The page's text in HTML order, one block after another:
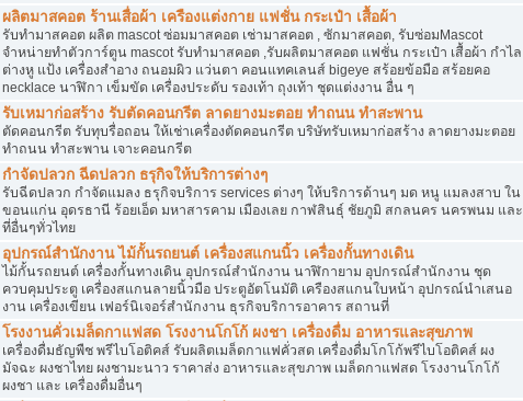
ผลิตมาสคอต ร้านเสื่อผ้า เครืองแต่งกาย แฟชั่น กระเป๋า เสื้อผ้า
รับทำมาสคอต ผลิต mascot ซ่อมมาสคอต เช่ามาสคอต , ซักมาสคอต, รับซ่อมMascot
จำหน่ายทำตัวการ์ตูน mascot รับทำมาสคอต ,รับผลิตมาสคอต แฟชั่น กระเป๋า เสื้อผ้า กำไล
ต่างหู แป้ง เครื่องสำอาง ถนอมผิว แว่นตา คอนแทคเลนส์ bigeye สร้อยข้อมือ สร้อยคอ
necklace นาฬิกา เข็มขัด เครื่องประดับ รองเท้า ถุงเท้า ชุดแต่งงาน อื่น ๆ
รับเหมาก่อสร้าง รับตัดคอนกรีต ลาดยางมะตอย ทำถนน ทำสะพาน
ตัดคอนกรีต รับทุบรื่อถอน ให้เช่าเครื่องตัดคอนกรีต บริษัทรับเหมาก่อสร้าง ลาดยางมะตอย
ทำถนน ทำสะพาน เจาะคอนกรีต
กำจัดปลวก ฉีดปลวก ธรุกิจให้บริการต่างๆ
รับฉีดปลวก กำจัดแมลง ธรุกิจบริการ services ต่างๆ ให้บริการด้านๆ มด หนู แมลงสาบ ใน
ขอนแก่น อุดรธานี ร้อยเอ็ด มหาสารคาม เมืองเลย กาฬสินธุ์ ชัยภูมิ สกลนคร นครพนม และ
ที่อื่นๆทั่วไทย
อุปกรณ์สำนักงาน ไม้กั้นรถยนต์ เครื่องสแกนนิ้ว เครื่องกั้นทางเดิน
ไม้กั้นรถยนต์ เครื่องกั้นทางเดิน อุปกรณ์สำนักงาน นาฬิกายาม อุปกรณ์สำนักงาน ชุด
ควบคุมประตู เครื่องสแกนลายนิ้วมือ ประตูอัตโนมัติ เครืองสแกนใบหน้า อุปกรณ์นำเสนอ
งาน เครื่องเขียน เฟอร์นิเจอร์สำนักงาน ธุรกิจบริการอาคาร สถานที่
โรงงานคั่วเมล็ดกาแฟสด โรงงานโกโก้ ผงชา เครื่องดื่ม อาหารและสุขภาพ
เครื่องดื่มธัญพืช พรีไบโอติคส์ รับผลิตเมล็ดกาแฟคั่วสด เครื่องดื่มโกโก้พรีไบโอติคส์ ผง
มัจฉะ ผงชาไทย ผงชามะนาว ราคาส่ง อาหารและสุขภาพ เมล็ดกาแฟสด โรงงานโกโก้
ผงชา และ เครื่องดื่มอื่นๆ